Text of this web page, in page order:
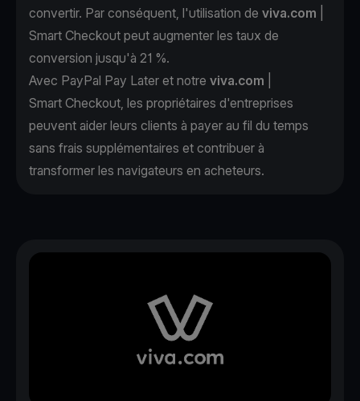
convertir. Par conséquent, l'utilisation de viva.com
Smart Checkout peut augmenter les taux de
conversion jusqu'à 21 %.
Avec PayPal Pay Later et notre viva.com
Smart Checkout, les propriétaires d'entreprises
peuvent aider leurs clients à payer au fil du temps
sans frais supplémentaires et contribuer à
transformer les navigateurs en acheteurs.